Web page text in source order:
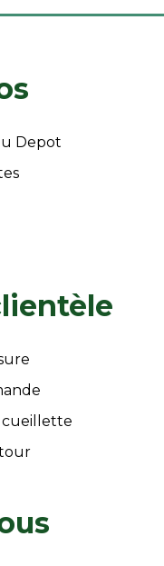
Depot
cueillette